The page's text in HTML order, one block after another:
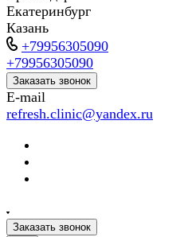
Екатеринбург
Казань
+79956305090
+79956305090
Заказать звонок
E-mail
refresh.clinic@yandex.ru
Заказать звонок